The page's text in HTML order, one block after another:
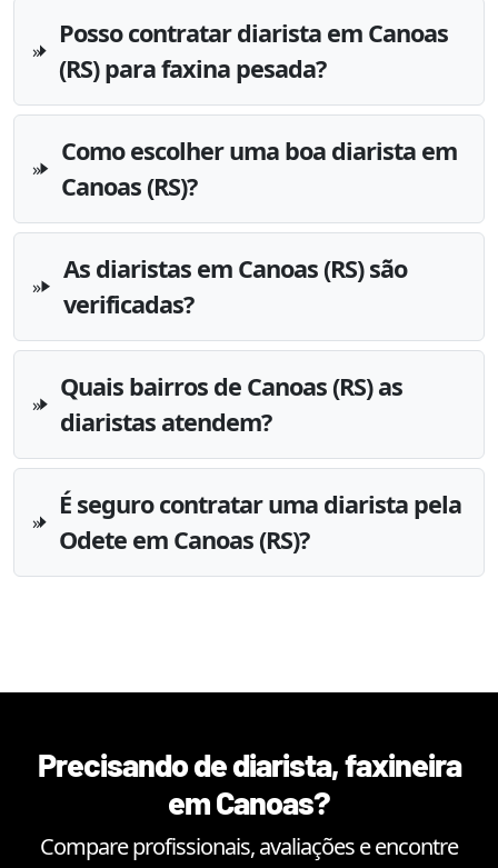
Posso contratar diarista em Canoas
(RS) para faxina pesada?
Como escolher uma boa diarista em
Canoas (RS)?
As diaristas em Canoas (RS) são
verificadas?
Quais bairros de Canoas (RS) as
diaristas atendem?
É seguro contratar uma diarista pela
Odete em Canoas (RS)?
Precisando de diarista, faxineira
emCanoas?
Compare profissionais, avaliações e encontre